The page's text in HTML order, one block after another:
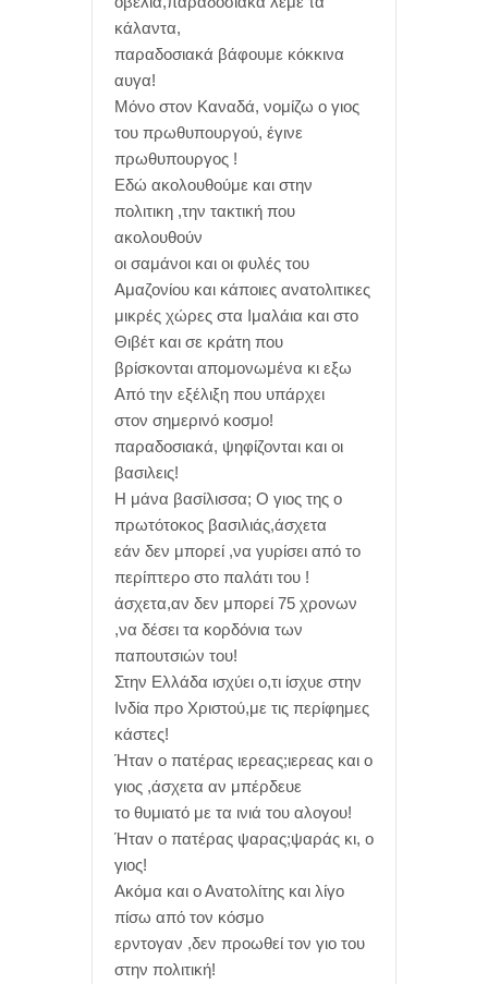
κάλαντα,
παραδοσιακά βάφουμε κόκκινα
αυγα!
Μόνο στον Καναδά, νομίζω ο γιος
του πρωθυπουργού, έγινε
πρωθυπουργος !
Εδώ ακολουθούμε και στην
πολιτικη ,την τακτική που
ακολουθούν
οι σαμάνοι και οι φυλές του
Αμαζονίου και κάποιες ανατολιτικες
μικρές χώρες στα Ιμαλάια και στο
Θιβέτ και σε κράτη που
βρίσκονται απομονωμένα κι εξω
Από την εξέλιξη που υπάρχει
στον σημερινό κοσμο!
παραδοσιακά, ψηφίζονται και οι
βασιλεις!
Η μάνα βασίλισσα; Ο γιος της ο
πρωτότοκος βασιλιάς,άσχετα
εάν δεν μπορεί ,να γυρίσει από το
περίπτερο στο παλάτι του !
άσχετα,αν δεν μπορεί 75 χρονων
,να δέσει τα κορδόνια των
παπουτσιών του!
Στην Ελλάδα ισχύει ο,τι ίσχυε στην
Ινδία προ Χριστού,με τις περίφημες
κάστες!
Ήταν ο πατέρας ιερεας;ιερεας και ο
γιος ,άσχετα αν μπέρδευε
το θυμιατό με τα ινιά του αλογου!
Ήταν ο πατέρας ψαρας;ψαράς κι, ο
γιος!
Ακόμα και ο Ανατολίτης και λίγο
πίσω από τον κόσμο
ερντογαν ,δεν προωθεί τον γιο του
στην πολιτική!